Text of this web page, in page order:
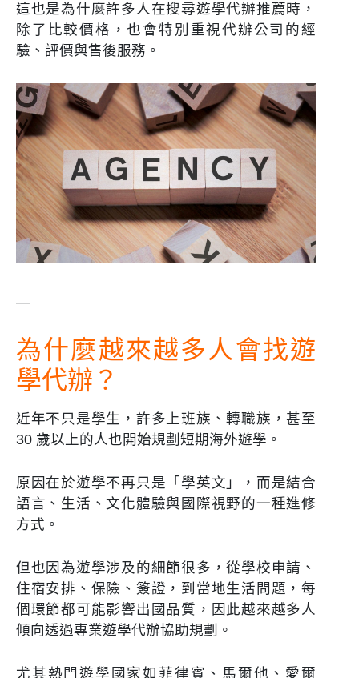
這也是為什麼許多人在搜尋遊學代辦推薦時，
除了比較價格，也會特別重視代辦公司的經
驗、評價與售後服務。
—
為什麼越來越多人會找遊
學代辦？
近年不只是學生，許多上班族、轉職族，甚至
30 歲以上的人也開始規劃短期海外遊學。
原因在於遊學不再只是「學英文」，而是結合
語言、生活、文化體驗與國際視野的一種進修
方式。
但也因為遊學涉及的細節很多，從學校申請、
住宿安排、保險、簽證，到當地生活問題，每
個環節都可能影響出國品質，因此越來越多人
傾向透過專業遊學代辦協助規劃。
尤其熱門遊學國家如菲律賓、馬爾他、愛爾